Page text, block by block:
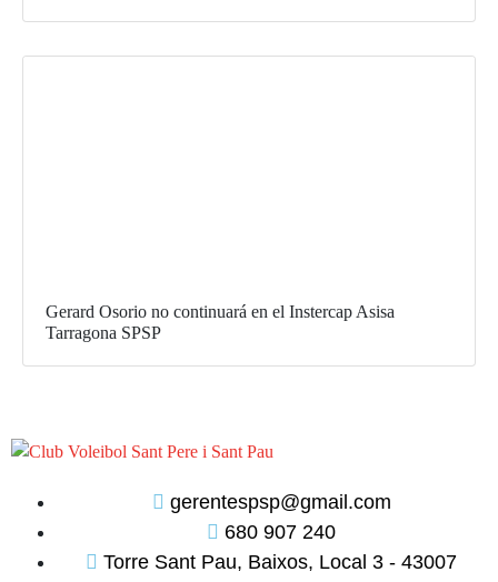
Gerard Osorio no continuará en el Instercap Asisa
Tarragona SPSP
gerentespsp@gmail.com
680 907 240
Torre Sant Pau, Baixos, Local 3 - 43007